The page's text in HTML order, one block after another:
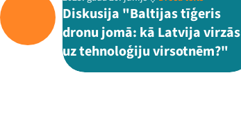
Diskusija "Baltijas tīģeris
dronu jomā: kā Latvija virzās
uz tehnoloģiju virsotnēm?"